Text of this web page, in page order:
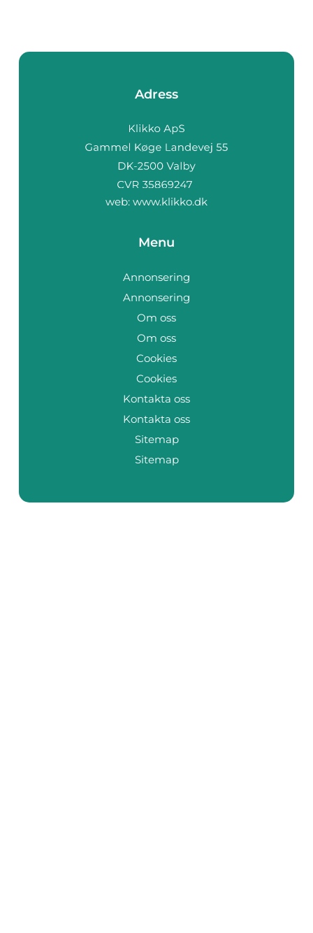
Adress
web: www.klikko.dk
Menu
Annonsering
Annonsering
Om oss
Om oss
Cookies
Cookies
Kontakta oss
Kontakta oss
Sitemap
Sitemap